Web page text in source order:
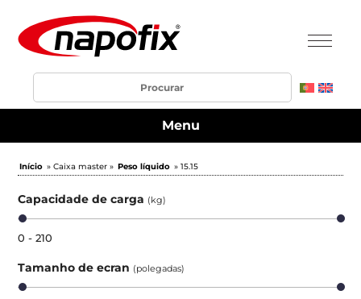
Menu
Início » Caixa master » Peso líquido » 15.15
Capacidade de carga (kg)
0 - 210
Tamanho de ecran (polegadas)